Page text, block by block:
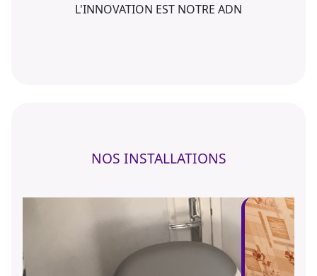
L'INNOVATION EST NOTRE ADN
NOS INSTALLATIONS